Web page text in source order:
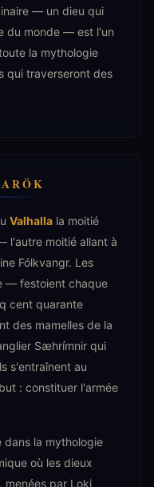
— un dieu qui
du monde — est l'un
la mythologie
qui traverseront des
Valhalla la moitié
l'autre moitié allant à
Fólkvangr. Les
— festoient chaque
cent quarante
des mamelles de la
Sæhrímnir qui
s'entraînent au
: constituer l'armée
dans la mythologie
où les dieux
menées par Loki